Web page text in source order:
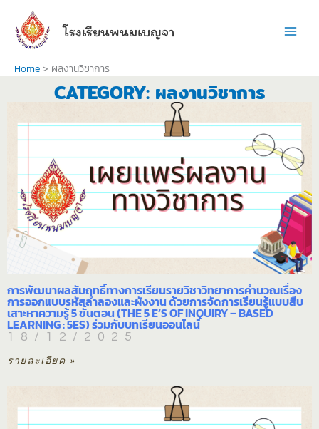
content
โรงเรียนพนมเบญจา
Home ผลงานวิชาการ
CATEGORY: ผลงานวิชาการ
การพัฒนาผลสัมฤทธิ์ทางการเรียนรายวิชาวิทยาการคำนวณเรื่อง
การออกแบบรหัสลำลองและผังงาน ด้วยการจัดการเรียนรู้แบบสืบ
เสาะหาความรู้ 5 ขั้นตอน (THE 5 E’S OF INQUIRY – BASED
LEARNING : 5ES) ร่วมกับบทเรียนออนไลน์
18/12/2025
รายละเอียด »